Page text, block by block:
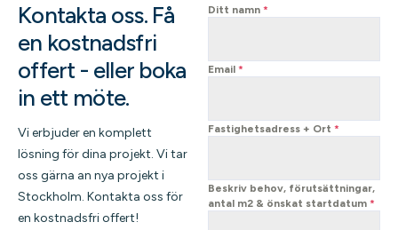
Kontakta oss.Få
en kostnadsfri
offert - eller boka
in ett möte.
Vi erbjuder en komplett
lösning för dina projekt. Vi tar
oss gärna an nya projekt i
Stockholm. Kontakta oss för
en kostnadsfri offert!
Ditt namn *
Email *
Fastighetsadress + Ort *
Beskriv behov, förutsättningar,
antal m2 & önskat startdatum *